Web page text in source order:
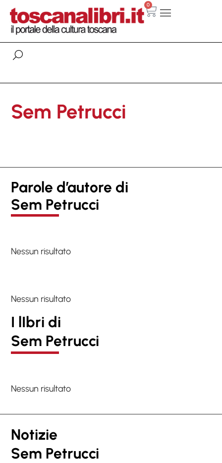
0
Sem Petrucci
Parole d’autore di
Sem Petrucci
Nessun risultato
Nessun risultato
I lIbri di
Sem Petrucci
Nessun risultato
Notizie
Sem Petrucci